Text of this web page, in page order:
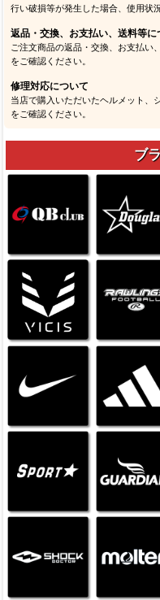
行い破損等が発生した場合、使用状
返品・交換、お支払い、送料等に
ご注文商品の返品・交換、お支払い
をご確認ください。
修理対応について
当店で購入いただいたヘルメット、
をご確認ください。
ブ